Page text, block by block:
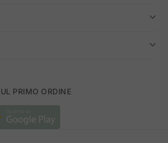
PRIMO ORDINE